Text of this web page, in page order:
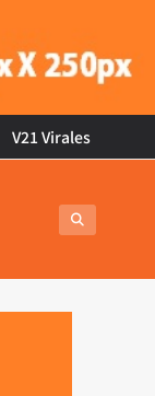
V21 Virales